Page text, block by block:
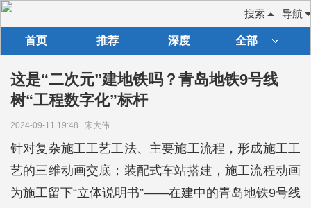
导航
搜索
首页 推荐 深度 全部
这是“二次元”建地铁吗？青岛地铁9号线
树“工程数字化”标杆
2024-09-11 19:48 宋大伟
针对复杂施工工艺工法、主要施工流程，形成施工工
艺的三维动画交底；装配式车站搭建，施工流程动画
为施工留下“立体说明书”——在建中的青岛地铁9号线